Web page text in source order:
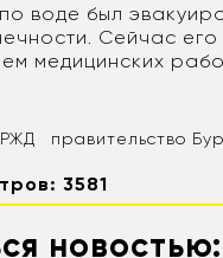
воде был
Сейчас
медицинских
РЖД правительство
3581
новостью: